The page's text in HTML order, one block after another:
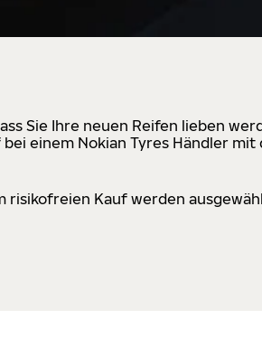
Sie Ihre neuen Reifen lieben
bei einem Nokian Tyres Händler
risikofreien Kauf werden